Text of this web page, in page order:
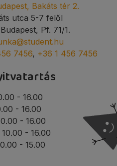
Bakáts tér 2.
utca 5-7 felől
Pf. 71/1.
7456, +36 1 456 7456
- 16.00
- 16.00
- 16.00
- 16.00
- 15.00